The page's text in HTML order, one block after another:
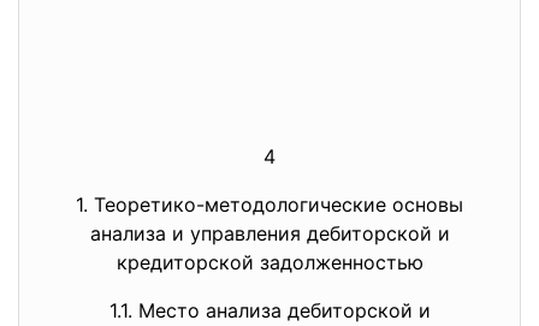
4
1. Теоретико-методологические основы
анализа и управления дебиторской и
кредиторской задолженностью
1.1. Место анализа дебиторской и